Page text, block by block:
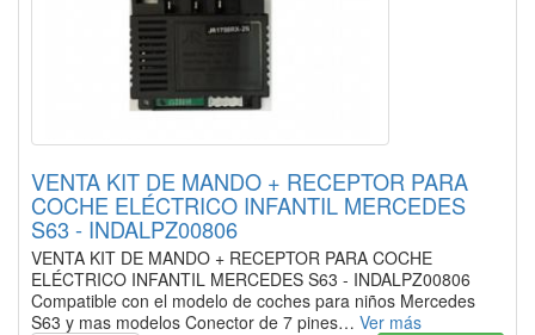
VENTA KIT DE MANDO + RECEPTOR PARA
COCHE ELÉCTRICO INFANTIL MERCEDES
S63 - INDALPZ00806
VENTA KIT DE MANDO + RECEPTOR PARA COCHE
ELÉCTRICO INFANTIL MERCEDES S63 - INDALPZ00806
Compatible con el modelo de coches para niños Mercedes
S63 y mas modelos Conector de 7 pines… Ver más